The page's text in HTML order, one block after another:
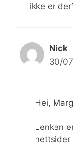
ikke er
Nick
30/
Hei,
Lenken
nettsider